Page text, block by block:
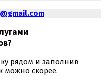
?
рядом и заполнив
можно скорее.